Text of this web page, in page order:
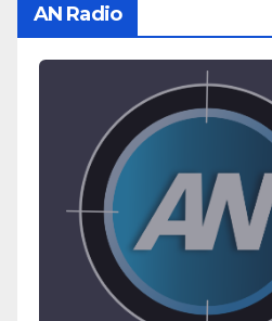
AN Radio